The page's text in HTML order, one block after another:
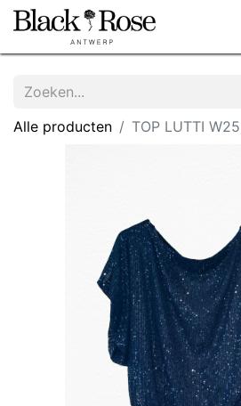
Alle producten TOP LUTTI W25